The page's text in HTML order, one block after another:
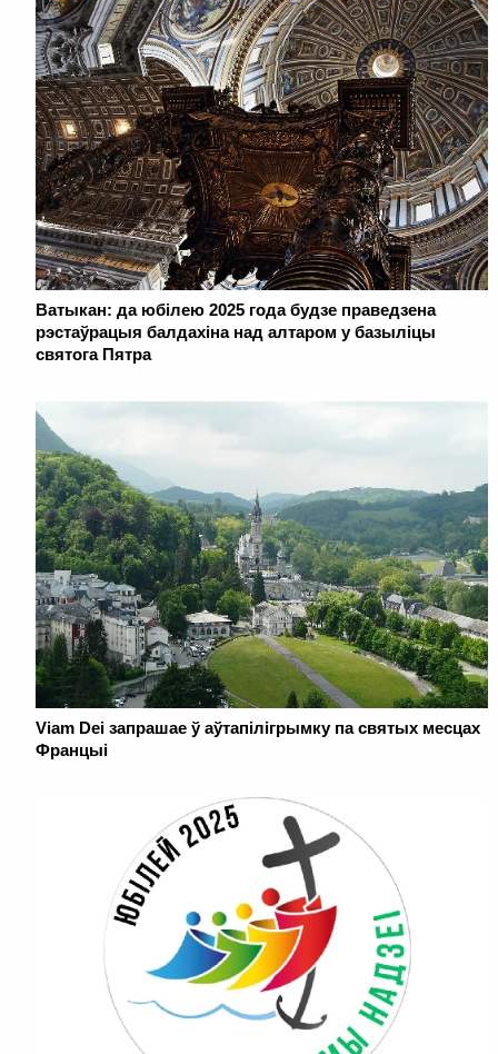
Ватыкан: да юбілею 2025 года будзе праведзена
рэстаўрацыя балдахіна над алтаром у базыліцы
святога Пятра
Viam Dei запрашае ў аўтапілігрымку па святых месцах
Францыі